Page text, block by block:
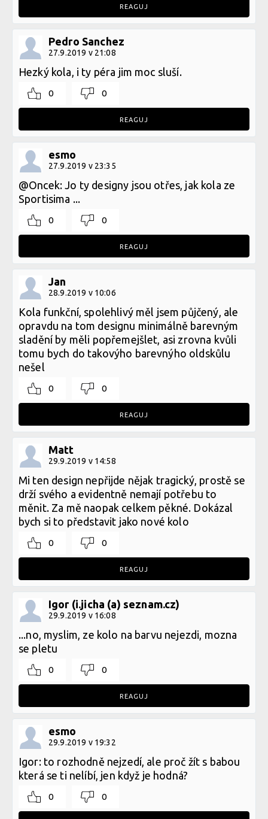
REAGUJ
Pedro Sanchez
27.9.2019 v 21:08
Hezký kola, i ty péra jim moc sluší.
0 0
REAGUJ
esmo
27.9.2019 v 23:35
@Oncek: Jo ty designy jsou otřes, jak kola ze
Sportisima ...
0 0
REAGUJ
Jan
28.9.2019 v 10:06
Kola funkční, spolehlivý měl jsem půjčený, ale
opravdu na tom designu minimálně barevným
sladění by měli popřemejšlet, asi zrovna kvůli
tomu bych do takovýho barevnýho oldskůlu
nešel
0 0
REAGUJ
Matt
29.9.2019 v 14:58
Mi ten design nepřijde nějak tragický, prostě se
drží svého a evidentně nemají potřebu to
měnit. Za mě naopak celkem pěkné. Dokázal
bych si to představit jako nové kolo
0 0
REAGUJ
Igor (i.jicha (a) seznam.cz)
29.9.2019 v 16:08
...no, myslim, ze kolo na barvu nejezdi, mozna
se pletu
0 0
REAGUJ
esmo
29.9.2019 v 19:32
Igor: to rozhodně nejzedí, ale proč žít s babou
která se ti nelíbí, jen když je hodná?
0 0